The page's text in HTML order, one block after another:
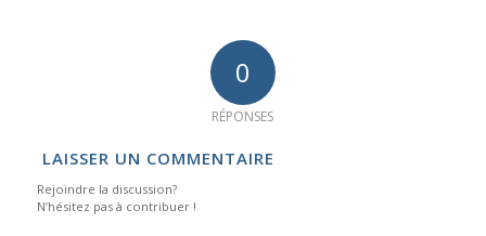
0
RÉPONSES
LAISSER UN COMMENTAIRE
Rejoindre la discussion?
N’hésitez pas à contribuer !